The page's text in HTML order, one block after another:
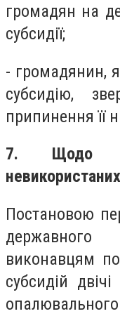
громадян на
субсидії;
- громадянин,
субсидію,
припинення її
7. Щодо
Постановою
державного
виконавцям
субсидій